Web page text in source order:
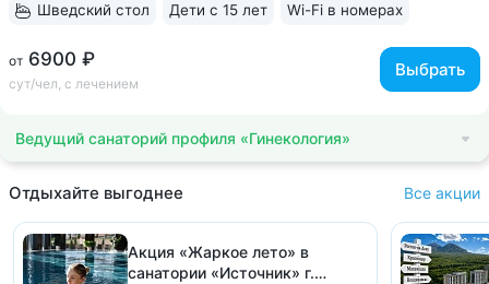
от 6900 ₽
сут/чел, с лечением
Выбрать
Шведский стол Дети с 15 лет Wi-Fi в номерах
Ведущий санаторий профиля «Гинекология»
Отдыхайте выгоднее Все акции
Акция «Жаркое лето» в
санатории «Источник» г.